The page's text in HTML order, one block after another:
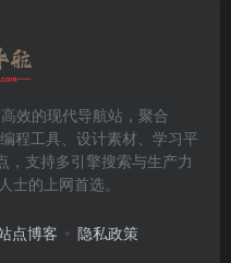
效的现代导航站，聚合
程工具、设计素材、学习平
，支持多引擎搜索与生产力
士的上网首选。
点博客 隐私政策